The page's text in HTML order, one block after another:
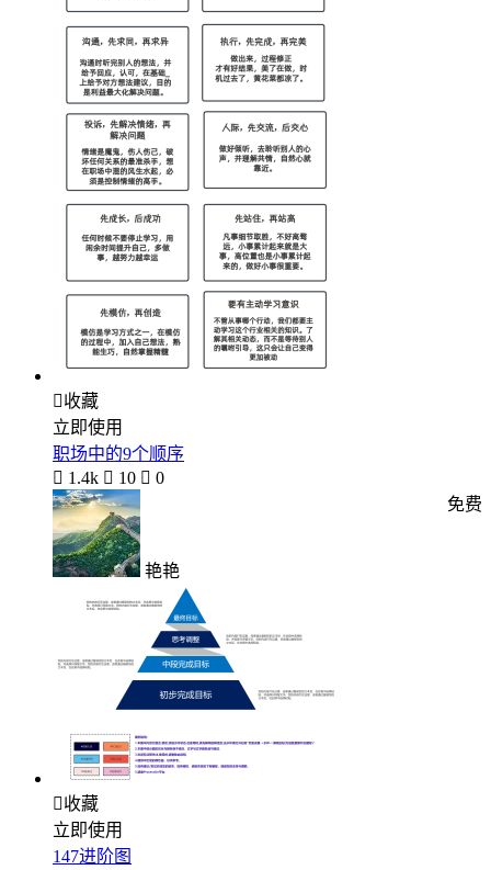
收藏
立即使用
职场中的9个顺序
 1.4k  10  0
艳艳
免费
收藏
立即使用
147进阶图